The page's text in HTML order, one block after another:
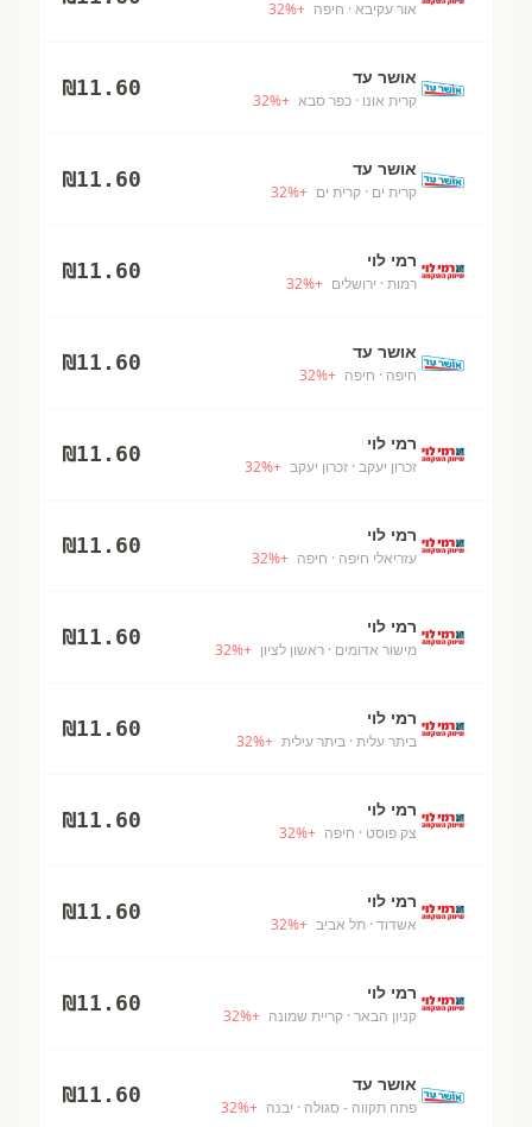
אור עקיבא · חיפה +
32%
אושר עד
קרית אונו · כפר סבא +
32%
₪11.60
אושר עד
קרית ים · קרית ים +
32%
₪11.60
רמי לוי
רמות · ירושלים +
32%
₪11.60
אושר עד
חיפה · חיפה +
32%
₪11.60
רמי לוי
זכרון יעקב · זכרון יעקב +
32%
₪11.60
רמי לוי
עזריאלי חיפה · חיפה +
32%
₪11.60
רמי לוי
מישור אדומים · ראשון לציון +
32%
₪11.60
רמי לוי
ביתר עלית · ביתר עילית +
32%
₪11.60
רמי לוי
צק פוסט · חיפה +
32%
₪11.60
רמי לוי
אשדוד · תל אביב +
32%
₪11.60
רמי לוי
קניון הבאר · קריית שמונה +
32%
₪11.60
אושר עד
פתח תקווה - סגולה · יבנה +
32%
₪11.60